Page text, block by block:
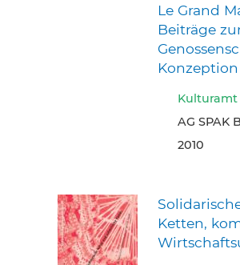
Le Grand
Beiträge
AG SPAK
2010
Ketten,